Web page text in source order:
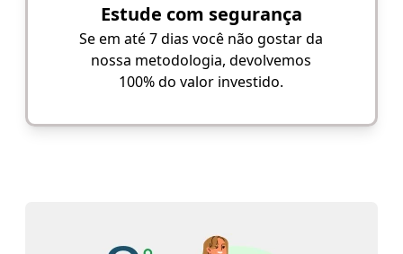
Estude com segurança
Se em até 7 dias você não gostar da
nossa metodologia, devolvemos
100% do valor investido.